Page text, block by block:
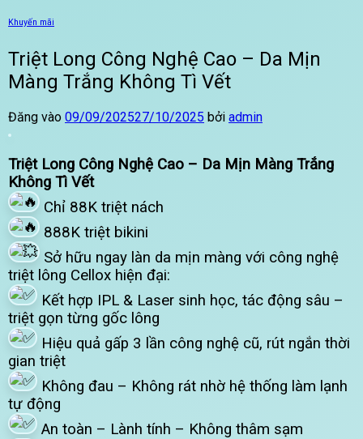
Khuyến mãi
Triệt Long Công Nghệ Cao – Da Mịn
Màng Trắng Không Tì Vết
Đăng vào 09/09/202527/10/2025 bởi admin
Triệt Long Công Nghệ Cao – Da Mịn Màng Trắng
Không Tì Vết
Chỉ 88K triệt nách
888K triệt bikini
Sở hữu ngay làn da mịn màng với công nghệ
triệt lông Cellox hiện đại:
Kết hợp IPL & Laser sinh học, tác động sâu –
triệt gọn từng gốc lông
Hiệu quả gấp 3 lần công nghệ cũ, rút ngắn thời
gian triệt
Không đau – Không rát nhờ hệ thống làm lạnh
tự động
An toàn – Lành tính – Không thâm sạm